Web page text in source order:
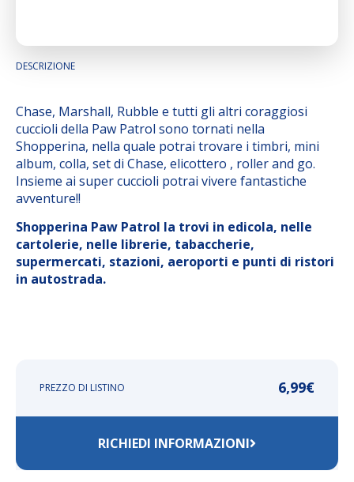
DESCRIZIONE
Chase, Marshall, Rubble e tutti gli altri coraggiosi
cuccioli della Paw Patrol sono tornati nella
Shopperina, nella quale potrai trovare i timbri, mini
album, colla, set di Chase, elicottero , roller and go.
Insieme ai super cuccioli potrai vivere fantastiche
avventure!!
Shopperina Paw Patrol la trovi in edicola, nelle
cartolerie, nelle librerie, tabaccherie,
supermercati, stazioni, aeroporti e punti di ristori
in autostrada.
PREZZO DI LISTINO 6,99€
RICHIEDI INFORMAZIONI